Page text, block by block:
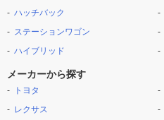
ハッチバック
ステーションワゴン
ハイブリッド
メーカーから探す
トヨタ
レクサス